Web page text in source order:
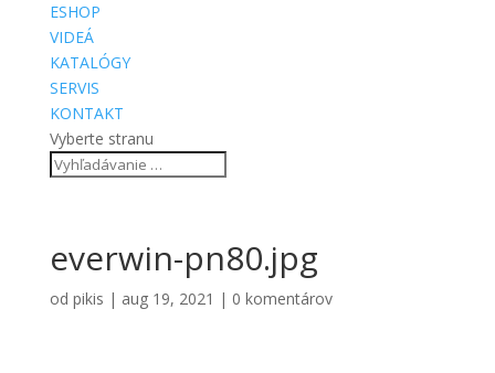
ESHOP
VIDEÁ
KATALÓGY
SERVIS
KONTAKT
Vyberte stranu
everwin-pn80.jpg
od pikis | aug 19, 2021 | 0 komentárov